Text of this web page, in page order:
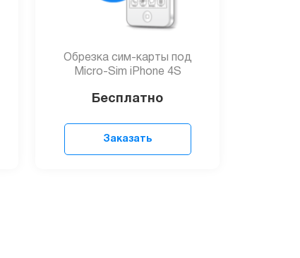
Обрезка сим-карты под
Micro-Sim iPhone 4S
Бесплатно
Заказать